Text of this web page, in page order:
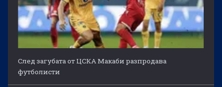
След загубата от ЦСКА Макаби разпродава
футболисти